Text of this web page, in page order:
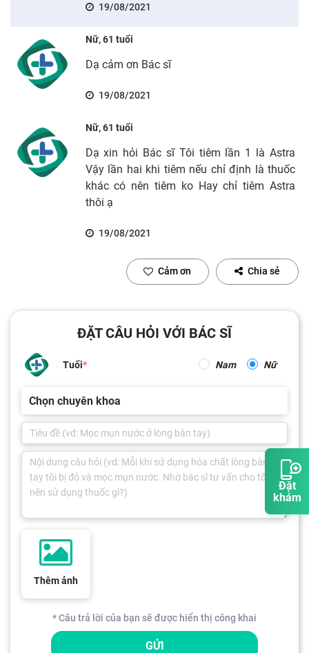
Đặt
khám
19/08/2021
Nữ, 61 tuổi
Dạ cảm ơn Bác sĩ
19/08/2021
Nữ, 61 tuổi
Dạ xin hỏi Bác sĩ Tôi tiêm lần 1 là Astra
Vậy lần hai khi tiêm nếu chỉ định là thuốc
khác có nên tiêm ko Hay chỉ tiêm Astra
thôi ạ
19/08/2021
Cảm ơn Chia sẻ
ĐẶT CÂU HỎI VỚI BÁC SĨ
Tuổi Nam Nữ
Chọn chuyên khoa
Thêm ảnh
* Câu trả lời của bạn sẽ được hiển thị công khai
GỬI